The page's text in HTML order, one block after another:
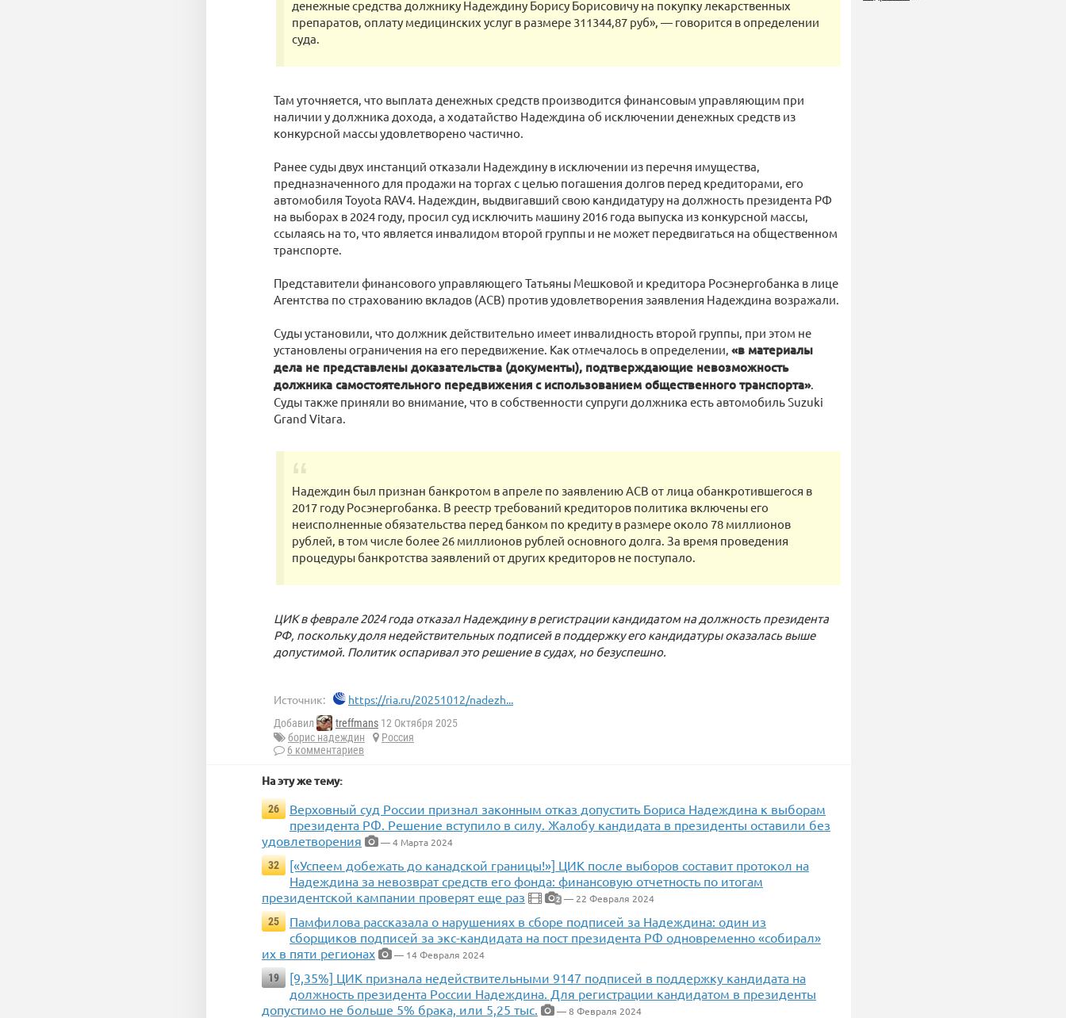
денежные средства должнику Надеждину Борису Борисовичу на покупку лекарственных
препаратов, оплату медицинских услуг в размере 311344,87 руб», — говорится в определении
суда.
Там уточняется, что выплата денежных средств производится финансовым управляющим при
наличии у должника дохода, а ходатайство Надеждина об исключении денежных средств из
конкурсной массы удовлетворено частично.
Ранее суды двух инстанций отказали Надеждину в исключении из перечня имущества,
предназначенного для продажи на торгах с целью погашения долгов перед кредиторами, его
автомобиля Toyota RAV4. Надеждин, выдвигавший свою кандидатуру на должность президента РФ
на выборах в 2024 году, просил суд исключить машину 2016 года выпуска из конкурсной массы,
ссылаясь на то, что является инвалидом второй группы и не может передвигаться на общественном
транспорте.
Представители финансового управляющего Татьяны Мешковой и кредитора Росэнергобанка в лице
Агентства по страхованию вкладов (АСВ) против удовлетворения заявления Надеждина возражали.
Суды установили, что должник действительно имеет инвалидность второй группы, при этом не
установлены ограничения на его передвижение. Как отмечалось в определении, «в материалы
дела не представлены доказательства (документы), подтверждающие невозможность
должника самостоятельного передвижения с использованием общественного транспорта».
Суды также приняли во внимание, что в собственности супруги должника есть автомобиль Suzuki
Grand Vitara.
Надеждин был признан банкротом в апреле по заявлению АСВ от лица обанкротившегося в
2017 году Росэнергобанка. В реестр требований кредиторов политика включены его
неисполненные обязательства перед банком по кредиту в размере около 78 миллионов
рублей, в том числе более 26 миллионов рублей основного долга. За время проведения
процедуры банкротства заявлений от других кредиторов не поступало.
ЦИК в феврале 2024 года отказал Надеждину в регистрации кандидатом на должность президента
РФ, поскольку доля недействительных подписей в поддержку его кандидатуры оказалась выше
допустимой. Политик оспаривал это решение в судах, но безуспешно.
Источник: https://ria.ru/20251012/nadezh...
Добавил treffmans 12 Октября 2025
борис надеждин
Россия
6 комментариев
На эту же тему:
26
Верховный суд России признал законным отказ допустить Бориса Надеждина к выборам
президента РФ. Решение вступило в силу. Жалобу кандидата в президенты оставили без
удовлетворения
— 4 Марта 2024
32
[«Успеем добежать до канадской границы!»] ЦИК после выборов составит протокол на
Надеждина за невозврат средств его фонда: финансовую отчетность по итогам
президентской кампании проверят еще раз
2 — 22 Февраля 2024
25
Памфилова рассказала о нарушениях в сборе подписей за Надеждина: один из
сборщиков подписей за экс-кандидата на пост президента РФ одновременно «собирал»
их в пяти регионах
— 14 Февраля 2024
19
[9,35%] ЦИК признала недействительными 9147 подписей в поддержку кандидата на
должность президента России Надеждина. Для регистрации кандидатом в президенты
допустимо не больше 5% брака, или 5,25 тыс.
— 8 Февраля 2024